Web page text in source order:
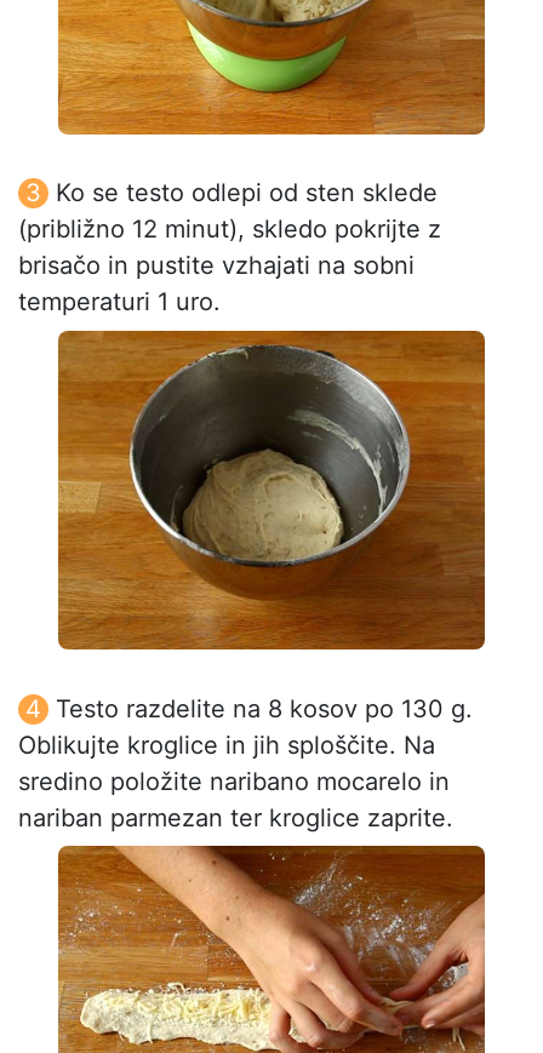
Ko se testo odlepi od sten sklede
(približno 12 minut), skledo pokrijte z
brisačo in pustite vzhajati na sobni
temperaturi 1 uro.
Testo razdelite na 8 kosov po 130 g.
Oblikujte kroglice in jih sploščite. Na
sredino položite naribano mocarelo in
nariban parmezan ter kroglice zaprite.